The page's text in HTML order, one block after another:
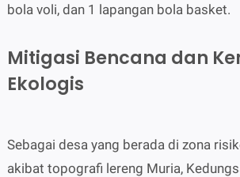
bola voli, dan 1 lapangan bola basket.
Mitigasi Bencana dan
Ekologis
Sebagai desa yang berada di zona
akibat topografi lereng Muria,